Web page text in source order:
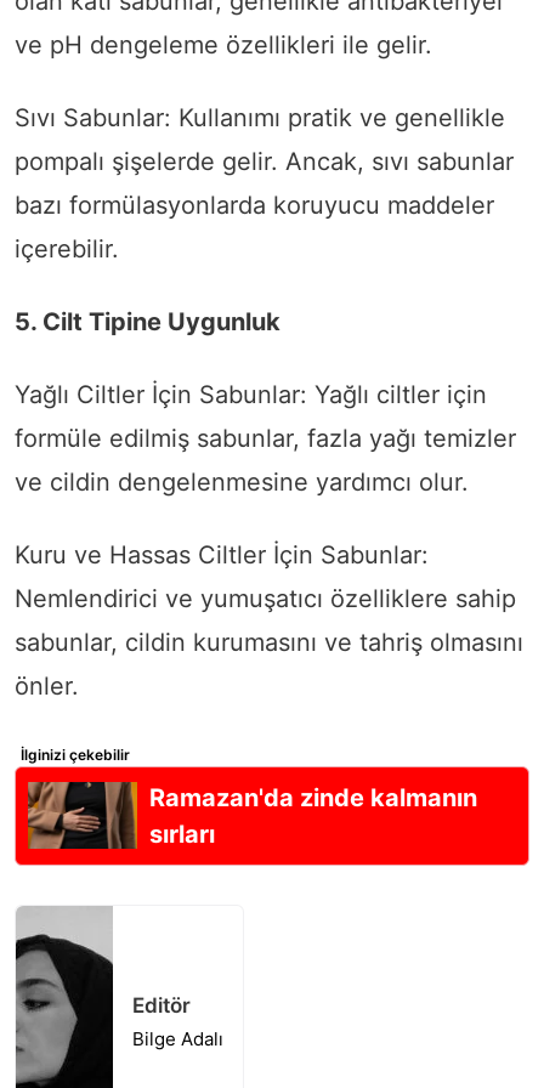
ve pH dengeleme özellikleri ile gelir.
Sıvı Sabunlar: Kullanımı pratik ve genellikle
pompalı şişelerde gelir. Ancak, sıvı sabunlar
bazı formülasyonlarda koruyucu maddeler
içerebilir.
5. Cilt Tipine Uygunluk
Yağlı Ciltler İçin Sabunlar: Yağlı ciltler için
formüle edilmiş sabunlar, fazla yağı temizler
ve cildin dengelenmesine yardımcı olur.
Kuru ve Hassas Ciltler İçin Sabunlar:
Nemlendirici ve yumuşatıcı özelliklere sahip
sabunlar, cildin kurumasını ve tahriş olmasını
önler.
İlginizi çekebilir
Ramazan'da zinde kalmanın
sırları
Editör
Bilge Adalı